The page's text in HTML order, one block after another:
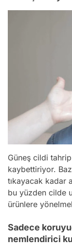
Güneş cildi
kaybettiriyor.
tıkayacak kadar
bu yüzden cilde
ürünlere
Sadece
nemlendirici